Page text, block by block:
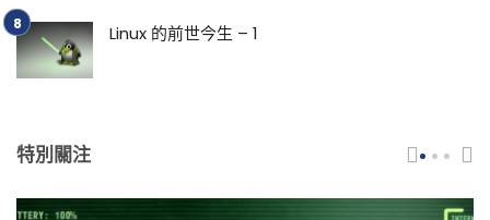
Linux 的前世今生 – 1
特別關注